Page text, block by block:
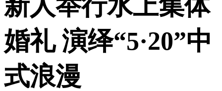
婚礼 演绎“5·20”中
式浪漫